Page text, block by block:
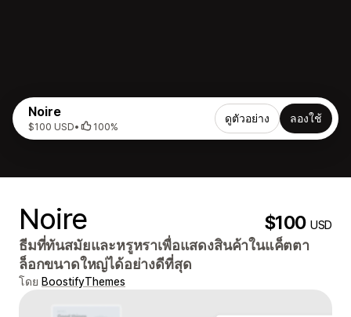
Noire
$100 USD• 100%
ดูตัวอย่าง ลองใช้
Noire $100USD
ธีมที่ทันสมัยและหรูหราเพื่อแสดงสินค้าในแค็ตตา
ล็อกขนาดใหญ่ได้อย่างดีที่สุด
โดย BoostifyThemes